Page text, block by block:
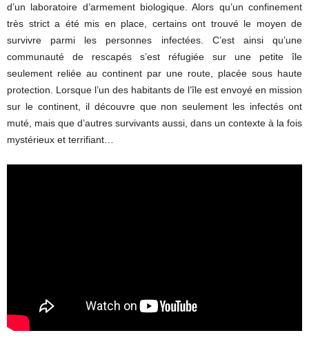
d’un laboratoire d’armement biologique. Alors qu’un confinement
très strict a été mis en place, certains ont trouvé le moyen de
survivre parmi les personnes infectées. C’est ainsi qu’une
communauté de rescapés s’est réfugiée sur une petite île
seulement reliée au continent par une route, placée sous haute
protection. Lorsque l’un des habitants de l’île est envoyé en mission
sur le continent, il découvre que non seulement les infectés ont
muté, mais que d’autres survivants aussi, dans un contexte à la fois
mystérieux et terrifiant…